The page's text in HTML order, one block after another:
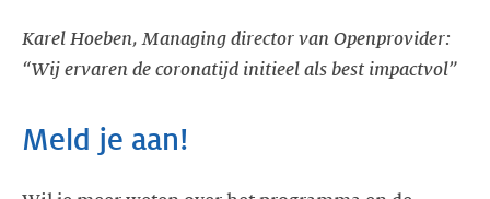
Karel Hoeben, Managing director van Openprovider:
“Wij ervaren de coronatijd initieel als best impactvol”
Meld je aan!